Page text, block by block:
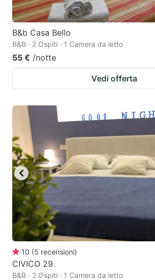
B&b Casa Bello
B&B · 2 Ospiti · 1 Camera da letto
55 € /notte
Vedi offerta
10 (5 recensioni)
CIVICO 29
B&B · 2 Ospiti · 1 Camera da letto